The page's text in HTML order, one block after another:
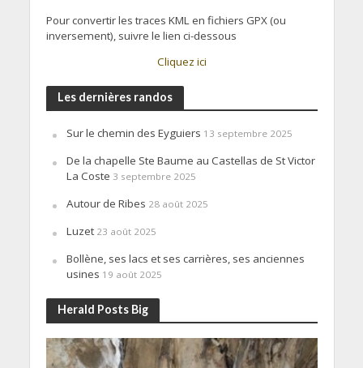
Pour convertir les traces KML en fichiers GPX (ou
inversement), suivre le lien ci-dessous
Cliquez ici
Les dernières randos
Sur le chemin des Eyguiers 13 septembre 2025
De la chapelle Ste Baume au Castellas de St Victor
La Coste 3 septembre 2025
Autour de Ribes 28 août 2025
Luzet 23 août 2025
Bollène, ses lacs et ses carrières, ses anciennes
usines 19 août 2025
Herald Posts Big